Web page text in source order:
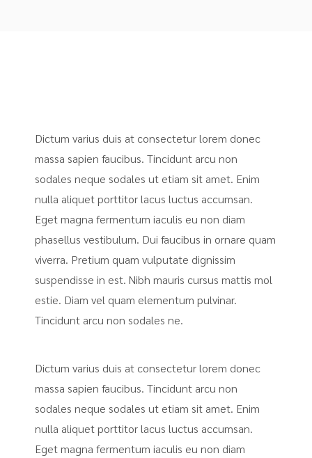
Dictum varius duis at consectetur lorem donec
massa sapien faucibus. Tincidunt arcu non
sodales neque sodales ut etiam sit amet. Enim
nulla aliquet porttitor lacus luctus accumsan.
Eget magna fermentum iaculis eu non diam
phasellus vestibulum. Dui faucibus in ornare quam
viverra. Pretium quam vulputate dignissim
suspendisse in est. Nibh mauris cursus mattis mol
estie. Diam vel quam elementum pulvinar.
Tincidunt arcu non sodales ne.
Dictum varius duis at consectetur lorem donec
massa sapien faucibus. Tincidunt arcu non
sodales neque sodales ut etiam sit amet. Enim
nulla aliquet porttitor lacus luctus accumsan.
Eget magna fermentum iaculis eu non diam